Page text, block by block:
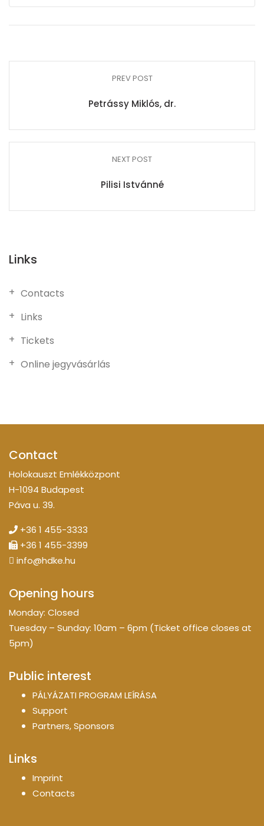
PREV POST
Petrássy Miklós, dr.
NEXT POST
Pilisi Istvánné
Links
Contacts
Links
Tickets
Online jegyvásárlás
Contact
Holokauszt Emlékközpont
H-1094 Budapest
Páva u. 39.
+36 1 455-3333
+36 1 455-3399
info@hdke.hu
Opening hours
Monday: Closed
Tuesday – Sunday: 10am – 6pm (Ticket office closes at
5pm)
Public interest
PÁLYÁZATI PROGRAM LEÍRÁSA
Support
Partners, Sponsors
Links
Imprint
Contacts